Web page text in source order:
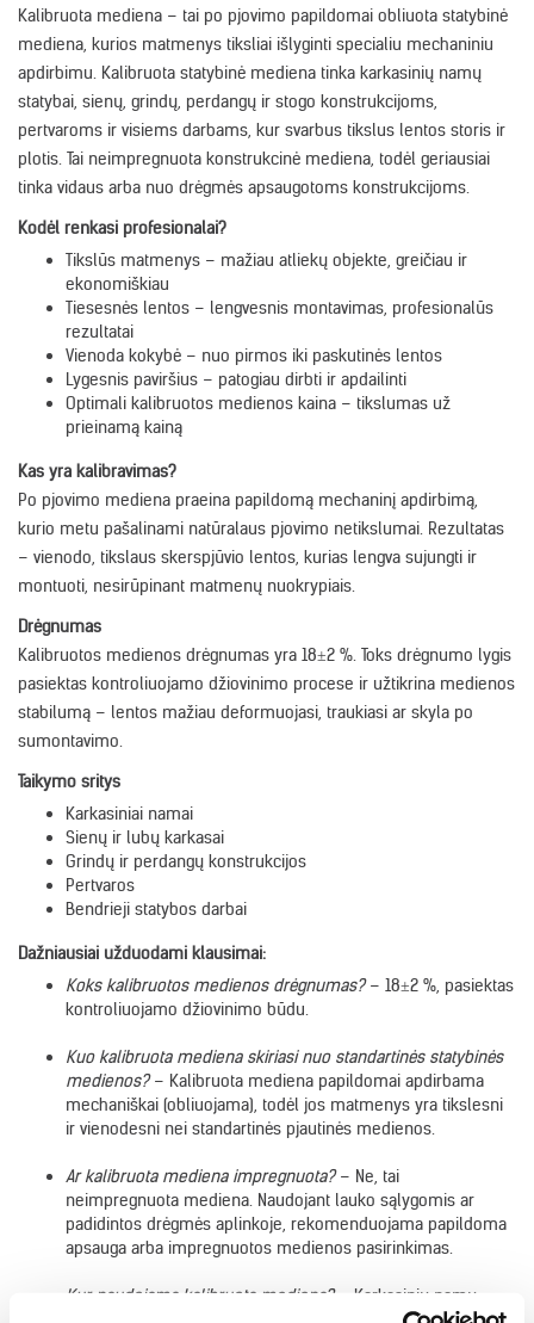
Kalibruota mediena – tai po pjovimo papildomai obliuota statybinė
mediena, kurios matmenys tiksliai išlyginti specialiu mechaniniu
apdirbimu. Kalibruota statybinė mediena tinka karkasinių namų
statybai, sienų, grindų, perdangų ir stogo konstrukcijoms,
pertvaroms ir visiems darbams, kur svarbus tikslus lentos storis ir
plotis. Tai neimpregnuota konstrukcinė mediena, todėl geriausiai
tinka vidaus arba nuo drėgmės apsaugotoms konstrukcijoms.
Kodėl renkasi profesionalai?
Tikslūs matmenys – mažiau atliekų objekte, greičiau ir
ekonomiškiau
Tiesesnės lentos – lengvesnis montavimas, profesionalūs
rezultatai
Vienoda kokybė – nuo pirmos iki paskutinės lentos
Lygesnis paviršius – patogiau dirbti ir apdailinti
Optimali kalibruotos medienos kaina – tikslumas už
prieinamą kainą
Kas yra kalibravimas?
Po pjovimo mediena praeina papildomą mechaninį apdirbimą,
kurio metu pašalinami natūralaus pjovimo netikslumai. Rezultatas
– vienodo, tikslaus skerspjūvio lentos, kurias lengva sujungti ir
montuoti, nesirūpinant matmenų nuokrypiais.
Drėgnumas
Kalibruotos medienos drėgnumas yra 18±2 %. Toks drėgnumo lygis
pasiektas kontroliuojamo džiovinimo procese ir užtikrina medienos
stabilumą – lentos mažiau deformuojasi, traukiasi ar skyla po
sumontavimo.
Taikymo sritys
Karkasiniai namai
Sienų ir lubų karkasai
Grindų ir perdangų konstrukcijos
Pertvaros
Bendrieji statybos darbai
Dažniausiai užduodami klausimai:
Koks kalibruotos medienos drėgnumas?– 18±2 %, pasiektas
kontroliuojamo džiovinimo būdu.
Kuo kalibruota mediena skiriasi nuo standartinės statybinės
medienos?– Kalibruota mediena papildomai apdirbama
mechaniškai (obliuojama), todėl jos matmenys yra tikslesni
ir vienodesni nei standartinės pjautinės medienos.
Ar kalibruota mediena impregnuota?– Ne, tai
neimpregnuota mediena. Naudojant lauko sąlygomis ar
padidintos drėgmės aplinkoje, rekomenduojama papildoma
apsauga arba impregnuotos medienos pasirinkimas.
Kur naudojama kalibruota mediena?– Karkasinių namų